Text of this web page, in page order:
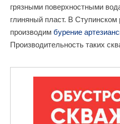
грязными поверхностными
глиняный пласт. В
производим бурение
Производительность таких